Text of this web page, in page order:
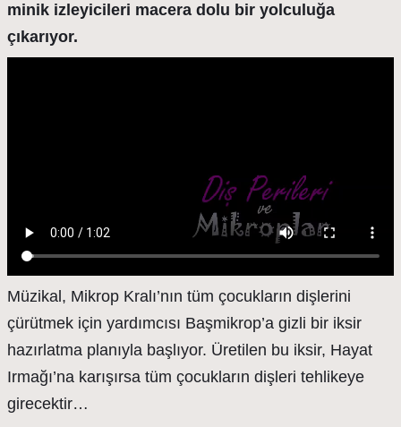
minik izleyicileri macera dolu bir yolculuğa
çıkarıyor.
Müzikal, Mikrop Kralı’nın tüm çocukların dişlerini
çürütmek için yardımcısı Başmikrop’a gizli bir iksir
hazırlatma planıyla başlıyor. Üretilen bu iksir, Hayat
Irmağı’na karışırsa tüm çocukların dişleri tehlikeye
girecektir…